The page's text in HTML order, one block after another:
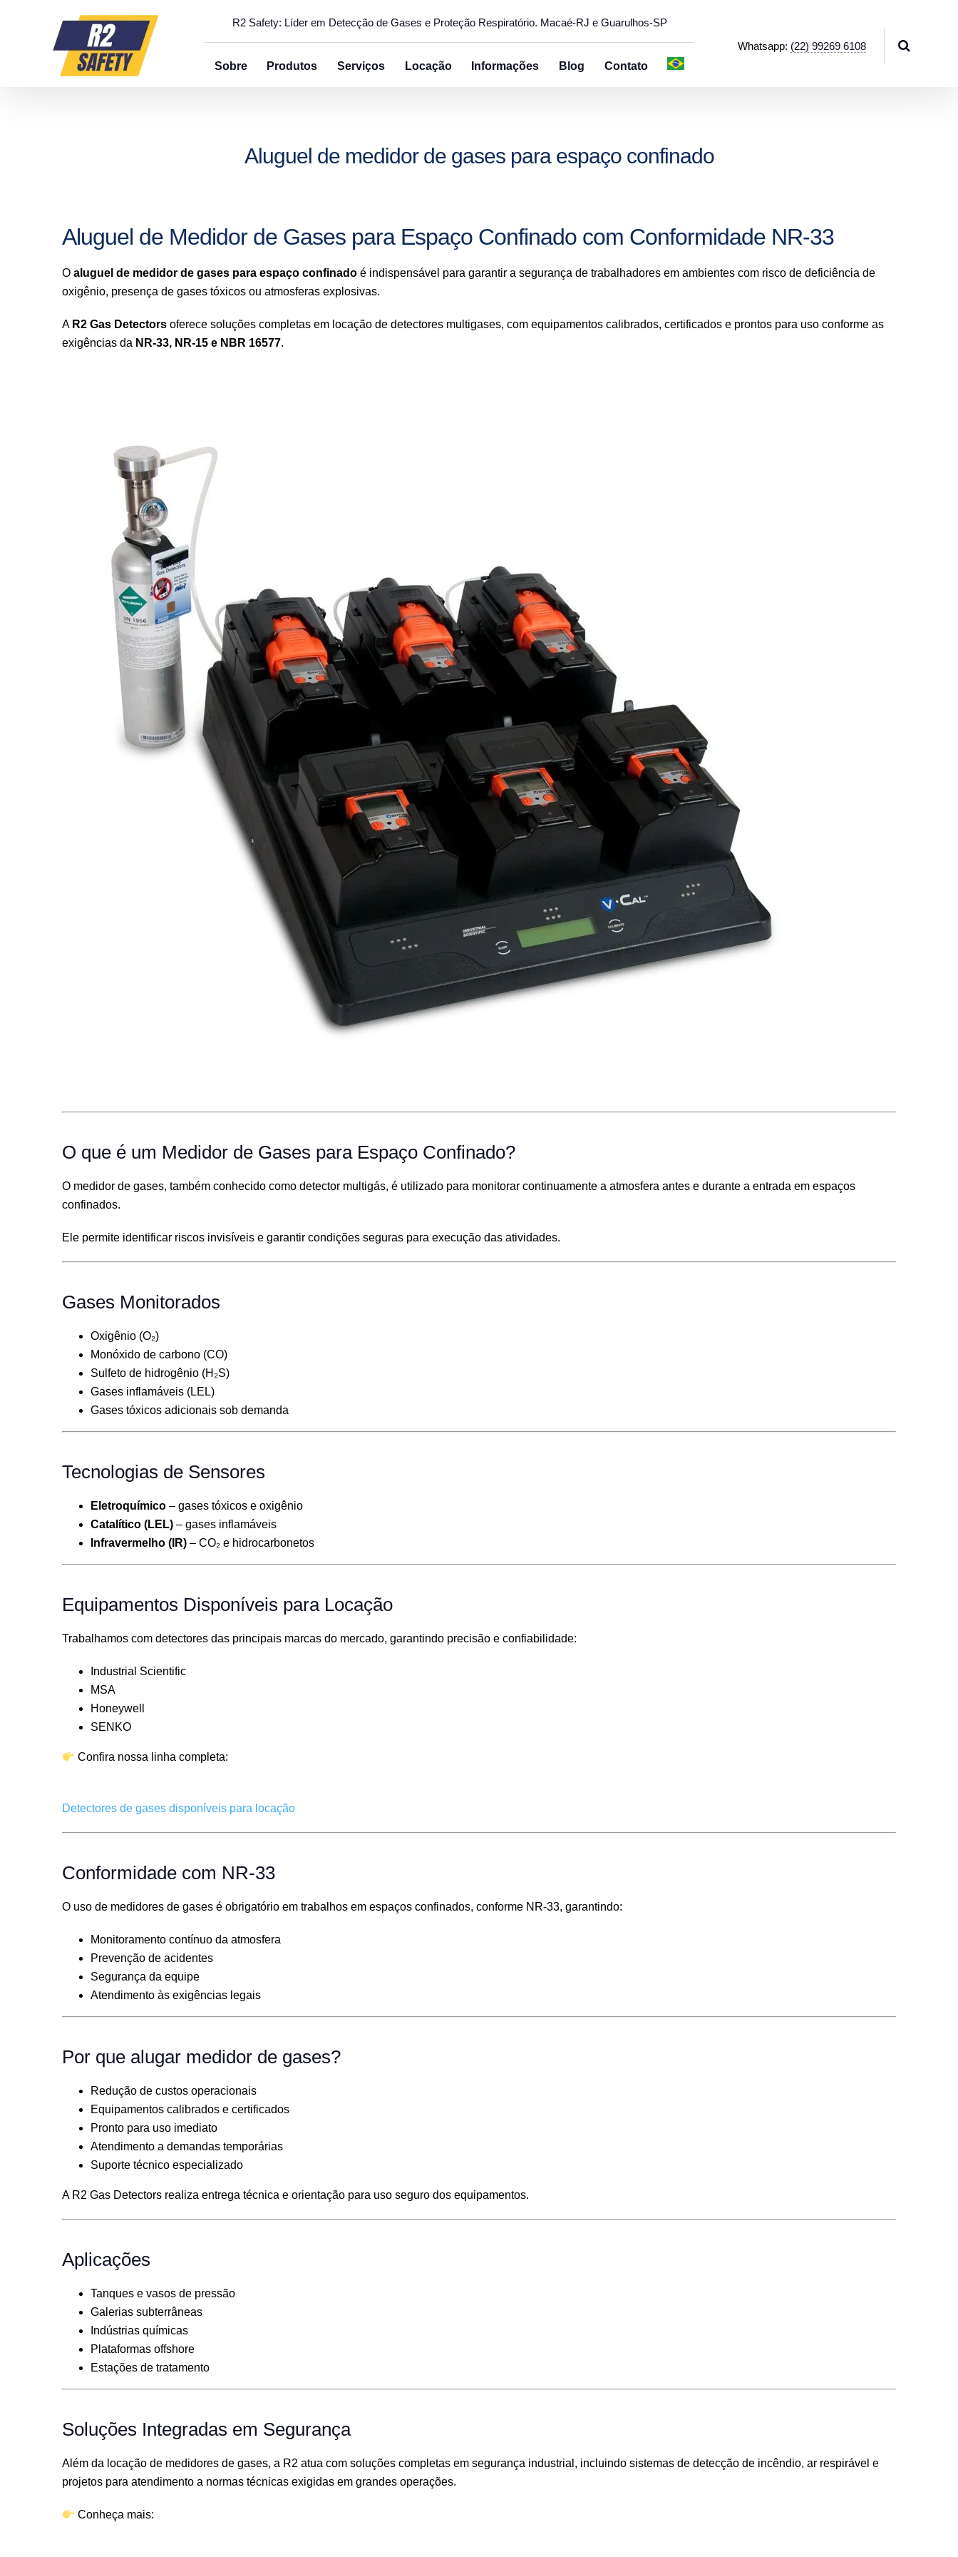
R2 Safety: Líder em Detecção de Gases e Proteção Respiratório. Macaé-RJ e Guarulhos-SP
Sobre Produtos Serviços Locação Informações Blog Contato
Whatsapp: (22) 99269 6108
Aluguel de medidor de gases para espaço confinado
Aluguel de Medidor de Gases para Espaço Confinado com Conformidade NR-33
O aluguel de medidor de gases para espaço confinado é indispensável para garantir a segurança de trabalhadores em ambientes com risco de deficiência de
oxigênio, presença de gases tóxicos ou atmosferas explosivas.
A R2 Gas Detectors oferece soluções completas em locação de detectores multigases, com equipamentos calibrados, certificados e prontos para uso conforme as
exigências da NR-33, NR-15 e NBR 16577.
O que é um Medidor de Gases para Espaço Confinado?
O medidor de gases, também conhecido como detector multigás, é utilizado para monitorar continuamente a atmosfera antes e durante a entrada em espaços
confinados.
Ele permite identificar riscos invisíveis e garantir condições seguras para execução das atividades.
Gases Monitorados
Oxigênio (O₂)
Monóxido de carbono (CO)
Sulfeto de hidrogênio (H₂S)
Gases inflamáveis (LEL)
Gases tóxicos adicionais sob demanda
Tecnologias de Sensores
Eletroquímico – gases tóxicos e oxigênio
Catalítico (LEL) – gases inflamáveis
Infravermelho (IR) – CO₂ e hidrocarbonetos
Equipamentos Disponíveis para Locação
Trabalhamos com detectores das principais marcas do mercado, garantindo precisão e confiabilidade:
Industrial Scientific
MSA
Honeywell
SENKO
Confira nossa linha completa:
Detectores de gases disponíveis para locação
Conformidade com NR-33
O uso de medidores de gases é obrigatório em trabalhos em espaços confinados, conforme NR-33, garantindo:
Monitoramento contínuo da atmosfera
Prevenção de acidentes
Segurança da equipe
Atendimento às exigências legais
Por que alugar medidor de gases?
Redução de custos operacionais
Equipamentos calibrados e certificados
Pronto para uso imediato
Atendimento a demandas temporárias
Suporte técnico especializado
A R2 Gas Detectors realiza entrega técnica e orientação para uso seguro dos equipamentos.
Aplicações
Tanques e vasos de pressão
Galerias subterrâneas
Indústrias químicas
Plataformas offshore
Estações de tratamento
Soluções Integradas em Segurança
Além da locação de medidores de gases, a R2 atua com soluções completas em segurança industrial, incluindo sistemas de detecção de incêndio, ar respirável e
projetos para atendimento a normas técnicas exigidas em grandes operações.
Conheça mais: